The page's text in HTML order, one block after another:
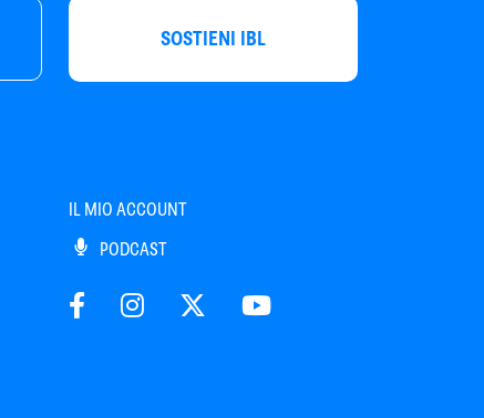
SOSTIENI IBL
IL MIO ACCOUNT
PODCAST